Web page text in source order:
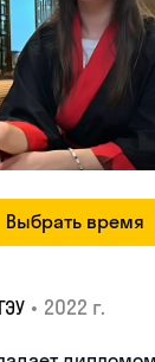
Выбрать время
• 2022 г.